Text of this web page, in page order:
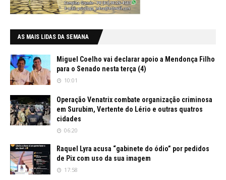
AS MAIS LIDAS DA SEMANA
Miguel Coelho vai declarar apoio a Mendonça Filho
para o Senado nesta terça (4)
10:01
Operação Venatrix combate organização criminosa
em Surubim, Vertente do Lério e outras quatros
cidades
06:20
Raquel Lyra acusa “gabinete do ódio” por pedidos
de Pix com uso da sua imagem
17:58